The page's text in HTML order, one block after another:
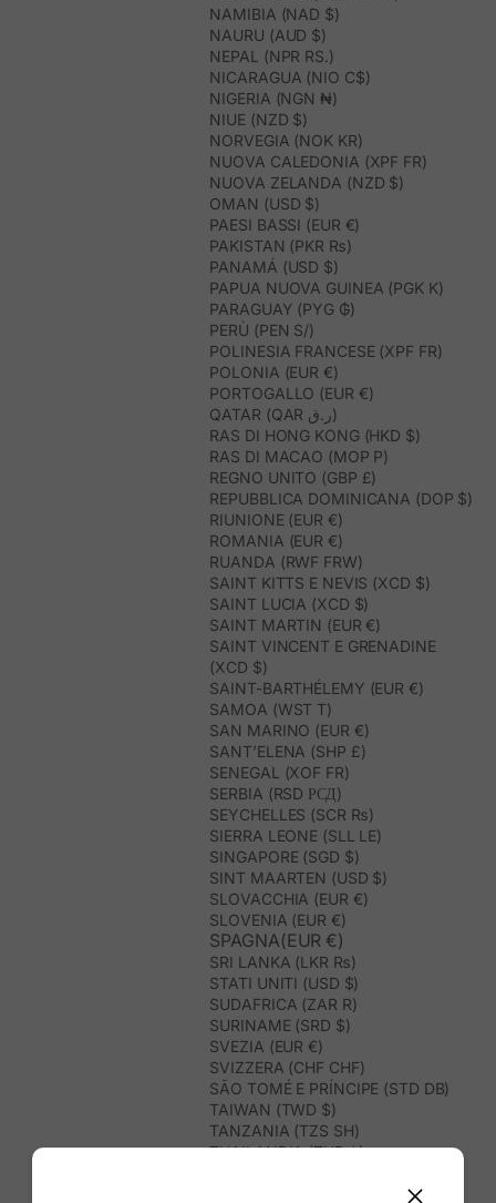
NAMIBIA (NAD $)
NAURU (AUD $)
NEPAL (NPR RS.)
NICARAGUA (NIO C$)
NIGERIA (NGN ₦)
NIUE (NZD $)
NORVEGIA (NOK KR)
NUOVA CALEDONIA (XPF FR)
NUOVA ZELANDA (NZD $)
OMAN (USD $)
PAESI BASSI (EUR €)
PAKISTAN (PKR ₨)
PANAMÁ (USD $)
PAPUA NUOVA GUINEA (PGK K)
PARAGUAY (PYG ₲)
PERÙ (PEN S/)
POLINESIA FRANCESE (XPF FR)
POLONIA (EUR €)
PORTOGALLO (EUR €)
QATAR (QAR ر.ق)
RAS DI HONG KONG (HKD $)
RAS DI MACAO (MOP P)
REGNO UNITO (GBP £)
REPUBBLICA DOMINICANA (DOP $)
RIUNIONE (EUR €)
ROMANIA (EUR €)
RUANDA (RWF FRW)
SAINT KITTS E NEVIS (XCD $)
SAINT LUCIA (XCD $)
SAINT MARTIN (EUR €)
SAINT VINCENT E GRENADINE
(XCD $)
SAINT-BARTHÉLEMY (EUR €)
SAMOA (WST T)
SAN MARINO (EUR €)
SANT’ELENA (SHP £)
SENEGAL (XOF FR)
SERBIA (RSD РСД)
SEYCHELLES (SCR ₨)
SIERRA LEONE (SLL LE)
SINGAPORE (SGD $)
SINT MAARTEN (USD $)
SLOVACCHIA (EUR €)
SLOVENIA (EUR €)
SPAGNA(EUR €)
SRI LANKA (LKR ₨)
STATI UNITI (USD $)
SUDAFRICA (ZAR R)
SURINAME (SRD $)
SVEZIA (EUR €)
SVIZZERA (CHF CHF)
SÃO TOMÉ E PRÍNCIPE (STD DB)
TAIWAN (TWD $)
TANZANIA (TZS SH)
THAILANDIA (THB ฿)